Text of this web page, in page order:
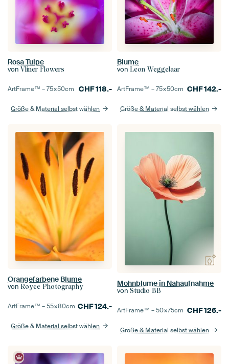
Rosa Tulpe
von Vliner Flowers
ArtFrame™ –75×50cm CHF118.-
Größe & Material selbst wählen
Blume
von Leon Weggelaar
ArtFrame™ –75×50cm CHF142.-
Größe & Material selbst wählen
Orangefarbene Blume
von Royce Photography
ArtFrame™ –55×80cm CHF124.-
Größe & Material selbst wählen
Mohnblume in Nahaufnahme
von Studio BB
ArtFrame™ –50×75cm CHF126.-
Größe & Material selbst wählen